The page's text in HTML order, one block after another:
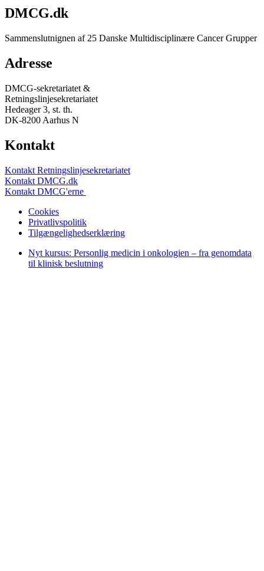
DMCG.dk
Sammenslutnignen af 25 Danske Multidisciplinære Cancer Grupper
Adresse
DMCG-sekretariatet &
Retningslinjesekretariatet
Hedeager 3, st. th.
DK-8200 Aarhus N
Kontakt
Kontakt Retningslinjesekretariatet
Kontakt DMCG.dk
Kontakt DMCG'erne
Cookies
Privatlivspolitik
Tilgængelighedserklæring
Nyt kursus: Personlig medicin i onkologien – fra genomdata
til klinisk beslutning